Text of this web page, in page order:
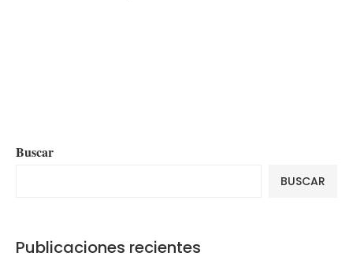
Buscar
BUSCAR
Publicaciones recientes